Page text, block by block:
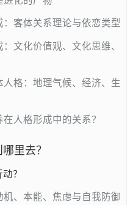
客体关系理论与依恋类型
文化价值观、文化思维、
格：地理气候、经济、生
人格形成中的关系？
里去？
？
机、本能、焦虑与自我防御